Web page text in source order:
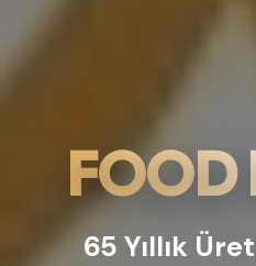
65 Yıllık